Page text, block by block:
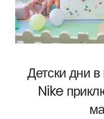
Детски дни
Nike